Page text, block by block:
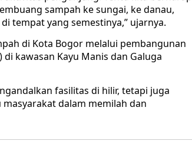
sampah ke sungai, ke danau,
tempat yang semestinya,” ujarnya.
di Kota Bogor melalui pembangunan
kawasan Kayu Manis dan Galuga
fasilitas di hilir, tetapi juga
dalam memilah dan